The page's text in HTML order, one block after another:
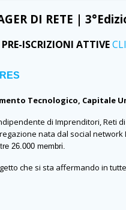
DI RETE |
PRE-ISCRIZIONI ATTIVE
Tecnologico, Capitale
di Imprenditori, Reti
nata dal social network
26.000 membri.
che si sta affermando in